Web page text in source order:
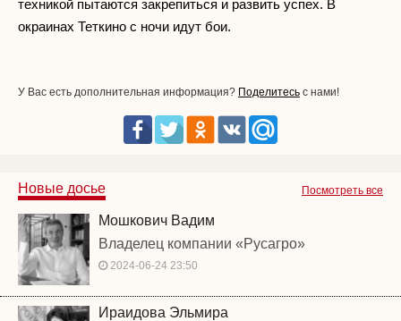
техникой пытаются закрепиться и развить успех. В
окраинах Теткино с ночи идут бои.
У Вас есть дополнительная информация? Поделитесь с нами!
Посмотреть все
Новые досье
Мошкович Вадим
Владелец компании «Русагро»
2024-06-24 23:50
Ираидова Эльмира